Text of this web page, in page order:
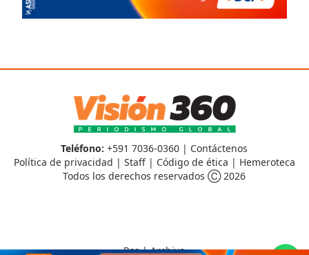
Teléfono: +591 7036-0360 | Contáctenos
Política de privacidad | Staff| Código de ética | Hemeroteca
Todos los derechos reservados Ⓒ 2026
Rss|Archivo